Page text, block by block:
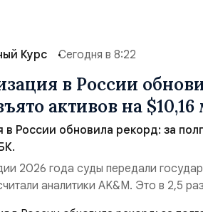
Курс Сегодня в 8:22
в России
активов на
в России обновила рекорд: за
2026 года суды передали
аналитики AK&M. Это в 2,5
($3,95 млрд). Всего зафиксировано